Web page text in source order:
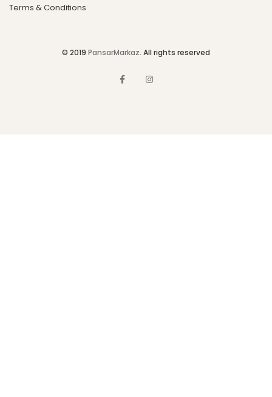
Terms & Conditions
© 2019 PansarMarkaz. All rights reserved